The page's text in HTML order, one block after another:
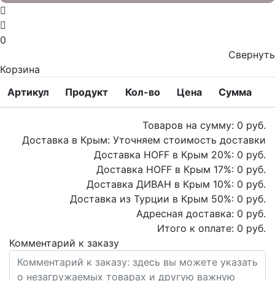
0
Свернуть
Корзина
Артикул
Продукт Кол-во Цена Сумма
Товаров на сумму: 0 руб.
Доставка в Крым: Уточняем стоимость доставки
Доставка HOFF в Крым 20%: 0 руб.
Доставка HOFF в Крым 17%: 0 руб.
Доставка ДИВАН в Крым 10%: 0 руб.
Доставка из Турции в Крым 50%: 0 руб.
Адресная доставка: 0 руб.
Итого к оплате: 0 руб.
Комментарий к заказу